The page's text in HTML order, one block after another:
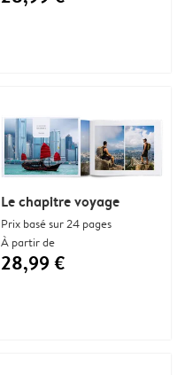
Le chapitre voyage
Prix basé sur 24 pages
À partir de
28,99 €